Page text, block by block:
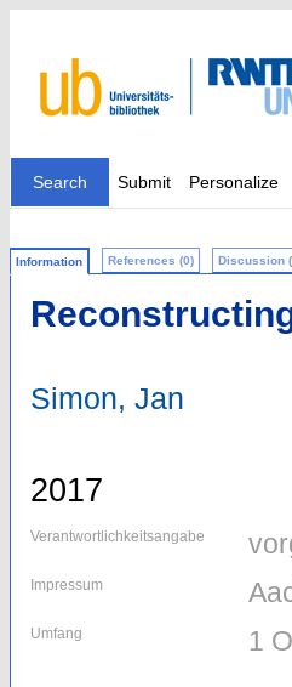
Search Submit Personalize
Information References (0) Discussion
Simon, Jan
2017
Verantwortlichkeitsangabe
Impressum
Umfang 1